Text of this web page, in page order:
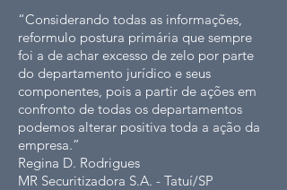
“Considerando todas as informações,
reformulo postura primária que sempre
foi a de achar excesso de zelo por parte
do departamento jurídico e seus
componentes, pois a partir de ações em
confronto de todas os departamentos
podemos alterar positiva toda a ação da
empresa.”
Regina D. Rodrigues
MR Securitizadora S.A. - Tatuí/SP